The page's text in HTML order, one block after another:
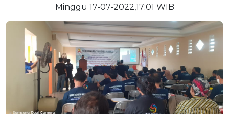
Minggu 17-07-2022,17:01 WIB